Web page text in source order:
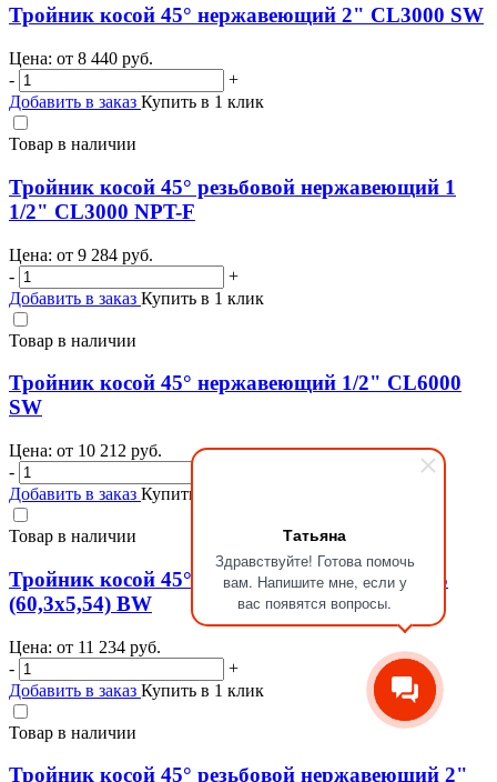
Татьяна
Здравствуйте! Готова помочь
вам. Напишите мне, если у
вас появятся вопросы.
Тройник косой 45° нержавеющий 2" CL3000 SW
Цена: от 8 440 руб.
-
+
Добавить в заказ Купить в 1 клик
Товар в наличии
Тройник косой 45° резьбовой нержавеющий 1
1/2" CL3000 NPT-F
Цена: от 9 284 руб.
-
+
Добавить в заказ Купить в 1 клик
Товар в наличии
Тройник косой 45° нержавеющий 1/2" CL6000
SW
Цена: от 10 212 руб.
-
Добавить в заказ Купить в 1 клик
Товар в наличии
Тройник косой 45° нержавеющий 2" SCH XS
(60,3х5,54) BW
Цена: от 11 234 руб.
-
+
Добавить в заказ Купить в 1 клик
Товар в наличии
Тройник косой 45° резьбовой нержавеющий 2"